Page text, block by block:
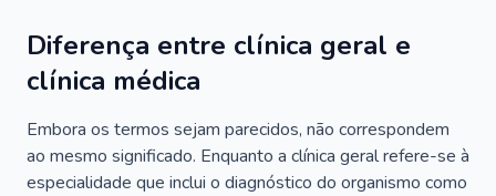
Diferença entre clínica geral e
clínica médica
Embora os termos sejam parecidos, não correspondem
ao mesmo significado. Enquanto a clínica geral refere-se à
especialidade que inclui o diagnóstico do organismo como